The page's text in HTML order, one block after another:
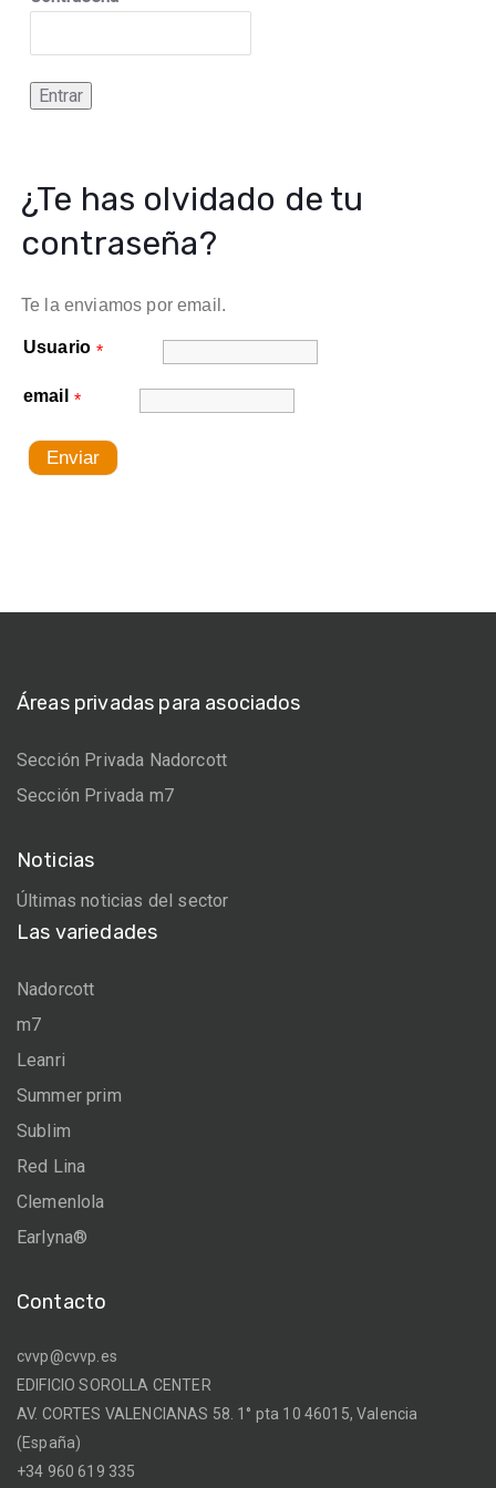
Entrar
¿Te has olvidado de tu
contraseña?
Te la enviamos por email.
Usuario *
email *
Enviar
Áreas privadas para asociados
Sección Privada Nadorcott
Sección Privada m7
Noticias
Últimas noticias del sector
Las variedades
Nadorcott
m7
Leanri
Summer prim
Sublim
Red Lina
Clemenlola
Earlyna®
Contacto
cvvp@cvvp.es
EDIFICIO SOROLLA CENTER
AV. CORTES VALENCIANAS 58. 1° pta 10 46015, Valencia
(España)
+34 960 619 335